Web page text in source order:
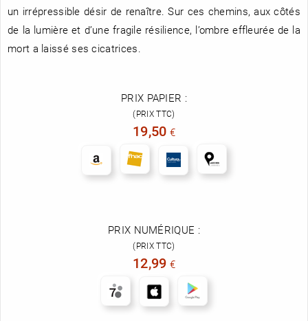
un irrépressible désir de renaître. Sur ces chemins, aux côtés
de la lumière et d’une fragile résilience, l’ombre effleurée de la
mort a laissé ses cicatrices.
PRIX PAPIER :
(PRIX TTC)
19,50 €
PRIX NUMÉRIQUE :
(PRIX TTC)
12,99 €